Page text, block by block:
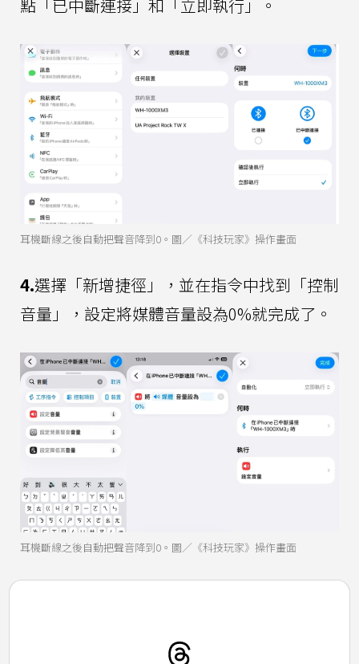
點「已中斷連接」和「立即執行」。
耳機斷線之後自動把聲音降到0。圖／《科技玩家》操作畫面
4.選擇「新增捷徑」，並在指令中找到「控制
音量」，設定將媒體音量設為0%就完成了。
耳機斷線之後自動把聲音降到0。圖／《科技玩家》操作畫面